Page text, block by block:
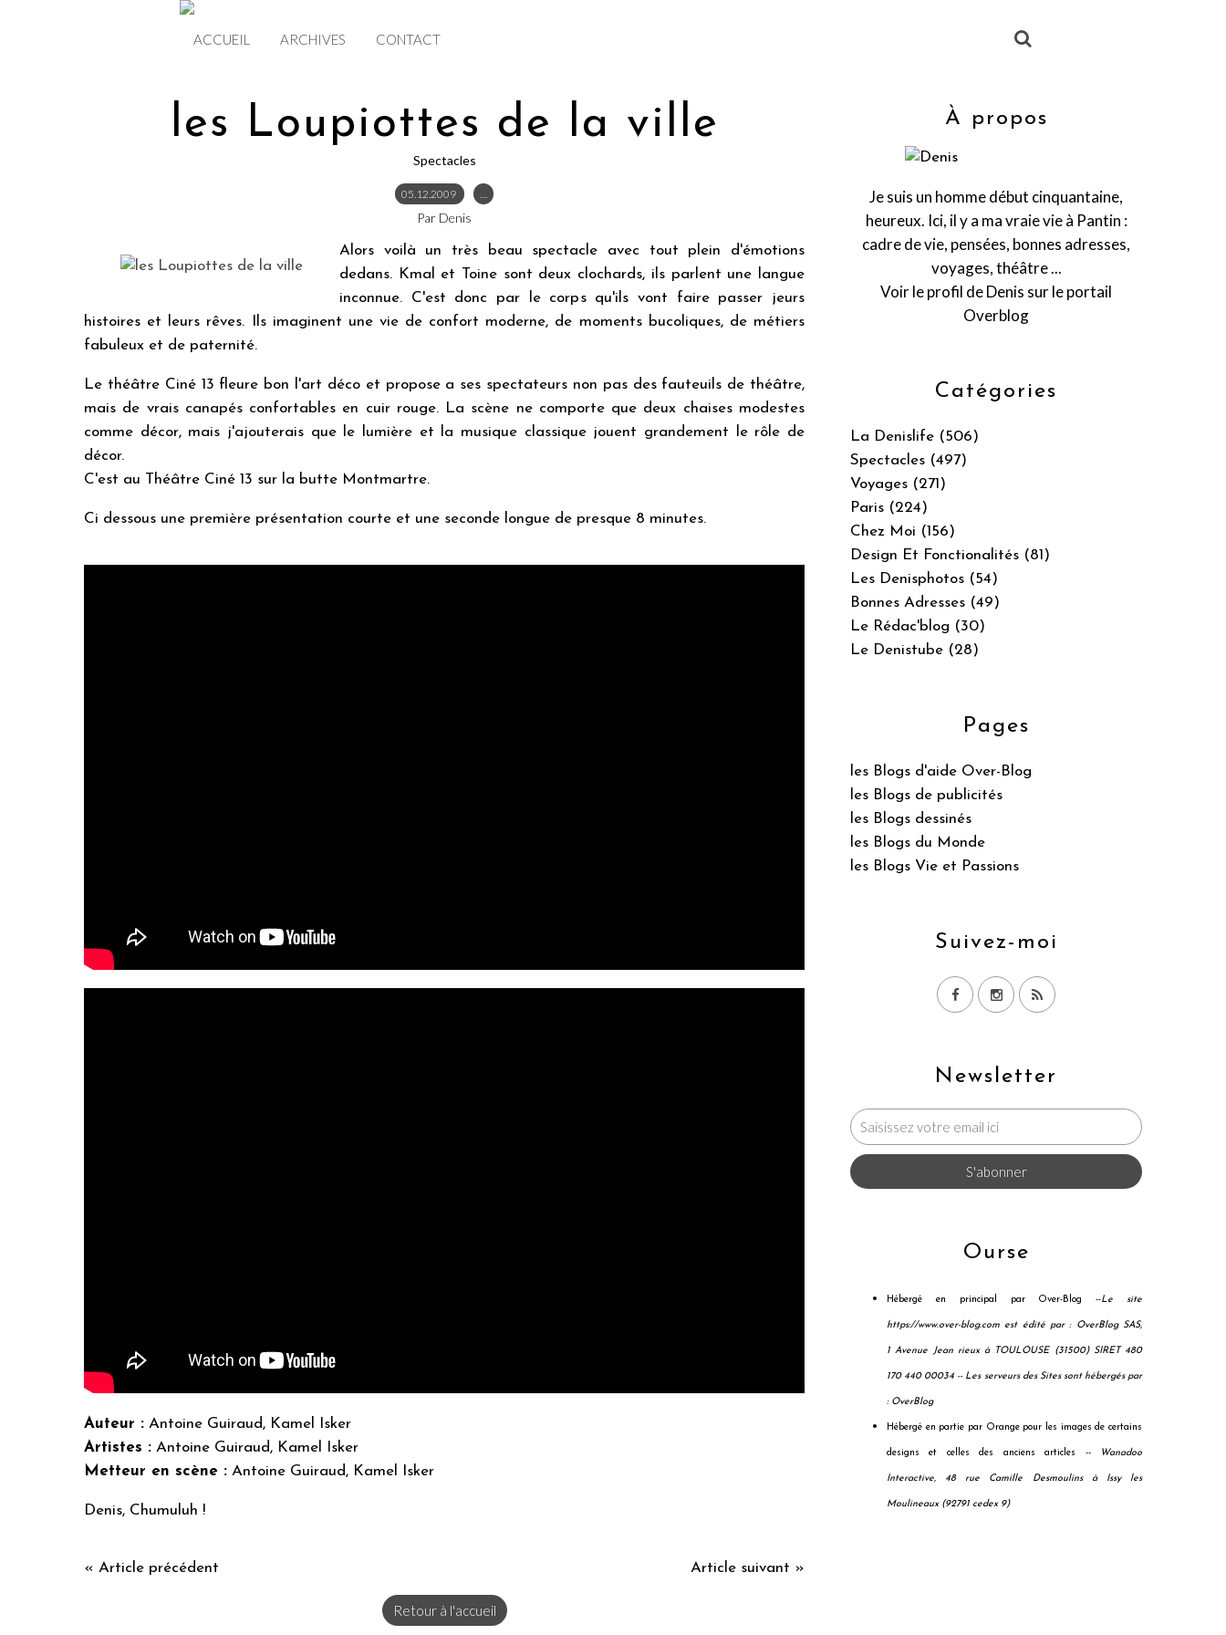
ACCUEIL ARCHIVES CONTACT
les Loupiottes de la ville
Spectacles
05.12.2009 …
Par Denis
Alors voilà un très beau spectacle avec tout plein d'émotions
dedans. Kmal et Toine sont deux clochards, ils parlent une langue
inconnue. C'est donc par le corps qu'ils vont faire passer jeurs
histoires et leurs rêves. Ils imaginent une vie de confort moderne, de moments bucoliques, de métiers
fabuleux et de paternité.
Le théâtre Ciné 13 fleure bon l'art déco et propose a ses spectateurs non pas des fauteuils de théâtre,
mais de vrais canapés confortables en cuir rouge. La scène ne comporte que deux chaises modestes
comme décor, mais j'ajouterais que le lumière et la musique classique jouent grandement le rôle de
décor.
C'est au Théâtre Ciné 13 sur la butte Montmartre.
Ci dessous une première présentation courte et une seconde longue de presque 8 minutes.
Auteur : Antoine Guiraud, Kamel Isker
Artistes : Antoine Guiraud, Kamel Isker
Metteur en scène : Antoine Guiraud, Kamel Isker
Denis, Chumuluh !
« Article précédent Article suivant »
Retour à l'accueil
Newsletter
Catégories
La Denislife (506)
Spectacles (497)
Voyages (271)
Paris (224)
Chez Moi (156)
Design Et Fonctionalités (81)
Les Denisphotos (54)
Bonnes Adresses (49)
Le Rédac'blog (30)
Le Denistube (28)
Pages
les Blogs d'aide Over-Blog
les Blogs de publicités
les Blogs dessinés
les Blogs du Monde
les Blogs Vie et Passions
Suivez-moi
À propos
Je suis un homme début cinquantaine,
heureux. Ici, il y a ma vraie vie à Pantin :
cadre de vie, pensées, bonnes adresses,
voyages, théâtre ...
Voir le profil deDenis sur le portail
Overblog
Ourse
Hébergé en principal par Over-Blog --Le site
https://www.over-blog.com est édité par : OverBlog SAS,
1 Avenue Jean rieux à TOULOUSE (31500) SIRET 480
170 440 00034 -- Les serveurs des Sites sont hébergés par
: OverBlog
Hébergé en partie par Orange pour les images de certains
designs et celles des anciens articles -- Wanadoo
Interactive, 48 rue Camille Desmoulins à Issy les
Moulineaux (92791 cedex 9)